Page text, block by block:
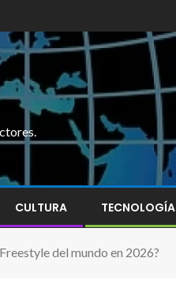
CULTURA TECNOLOGÍA
del mundo en 2026?